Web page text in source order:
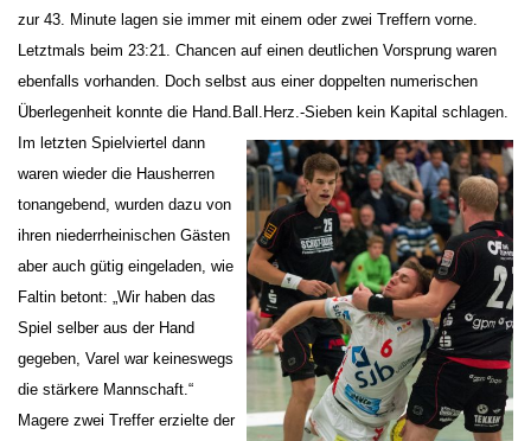
zur 43. Minute lagen sie immer mit einem oder zwei Treffern vorne.
Letztmals beim 23:21. Chancen auf einen deutlichen Vorsprung waren
ebenfalls vorhanden. Doch selbst aus einer doppelten numerischen
Überlegenheit konnte die Hand.Ball.Herz.-Sieben kein Kapital schlagen.
Im letzten Spielviertel dann
waren wieder die Hausherren
tonangebend, wurden dazu von
ihren niederrheinischen Gästen
aber auch gütig eingeladen, wie
Faltin betont: „Wir haben das
Spiel selber aus der Hand
gegeben, Varel war keineswegs
die stärkere Mannschaft.“
Magere zwei Treffer erzielte der